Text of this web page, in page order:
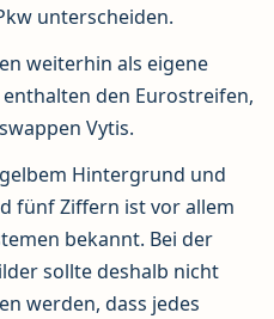
unterscheiden.
weiterhin als eigene
den Eurostreifen,
Vytis.
Hintergrund und
fünf Ziffern ist vor allem
bekannt. Bei der
sollte deshalb nicht
werden, dass jedes